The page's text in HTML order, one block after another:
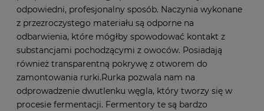
odpowiedni, profesjonalny sposób. Naczynia wykonane
z przezroczystego materiału są odporne na
odbarwienia, które mógłby spowodować kontakt z
substancjami pochodzącymi z owoców. Posiadają
również transparentną pokrywę z otworem do
zamontowania rurki.Rurka pozwala nam na
odprowadzenie dwutlenku węgla, który tworzy się w
procesie fermentacji. Fermentory te są bardzo